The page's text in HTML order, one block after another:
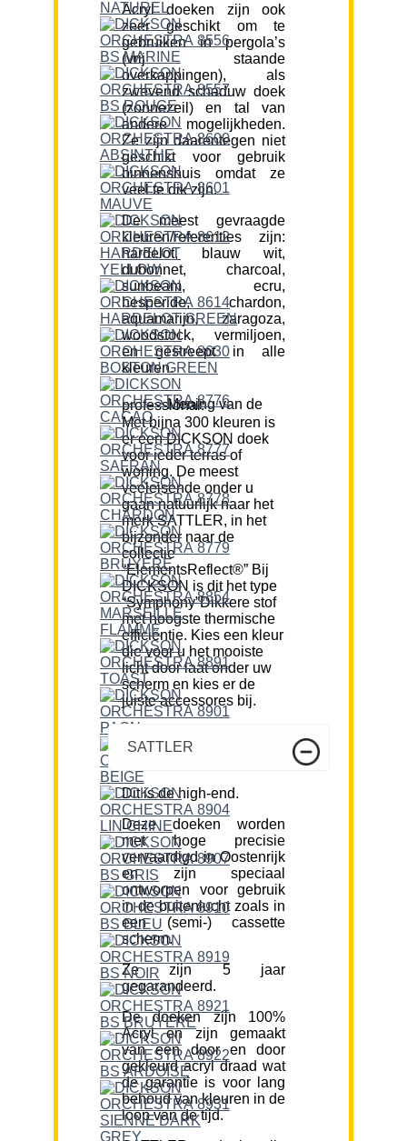
Acryl doeken zijn ook
zeer geschikt om te
gebruiken in pergola’s
(vrij staande
overkappingen), als
zwevend schaduw doek
(zonnezeil) en tal van
andere mogelijkheden.
Ze zijn daarentegen niet
geschikt voor gebruik
binnenshuis omdat ze
veel te dik zijn.
De meest gevraagde
kleuren/referenties zijn:
hardelot, blauw wit,
dubonnet, charcoal,
sunbeam, ecru,
hesperide, chardon,
aquamarijn, zaragoza,
woodstock, vermiljoen,
en gestreept in alle
kleuren.
Mening van de professional:
Met bijna 300 kleuren is
er een DICKSON doek
voor ieder terras of
woning. De meest
veeleisende onder u
gaan natuurlijk naar het
merk SATTLER, in het
bijzonder naar de
collectie
“ElementsReflect®” Bij
DICKSON is dit het type
“Symphony”Dikkere stof
met hoogste thermische
efficiëntie. Kies een kleur
die voor u het mooiste
licht door laat onder uw
scherm en kies er de
juiste accessores bij.
SATTLER
Dit is de high-end.
Deze doeken worden
met hoge precisie
vervaardigd in Oostenrijk
en zijn speciaal
ontworpen voor gebruik
in de buitenlucht zoals in
een (semi-) cassette
scherm.
Ze zijn 5 jaar
gegarandeerd.
De doeken zijn 100%
Acryl en zijn gemaakt
van een door en door
gekleurd acryl draad wat
de garantie is voor lang
behoud van kleuren in de
loop van de tijd.